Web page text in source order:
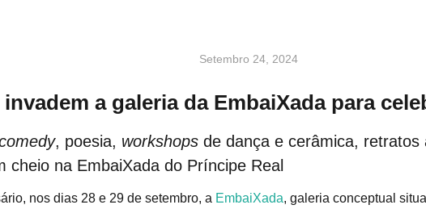
Setembro 24, 2024
a galeria da EmbaiXada para
, poesia, workshops de dança e cerâmica,
cheio na EmbaiXada do Príncipe Real
nos dias 28 e 29 de setembro, a EmbaiXada, galeria conceptual